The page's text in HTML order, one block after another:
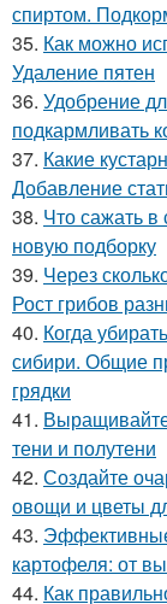
спиртом.
35. Как можно
Удаление пятен
36. Удобрение
подкармливать
37. Какие
Добавление
38. Что сажать в
новую подборку
39. Через
Рост грибов
40. Когда
сибири. Общие
грядки
41.
тени и полутени
42. Создайте
овощи и цветы
43.
картофеля: от
44. Как